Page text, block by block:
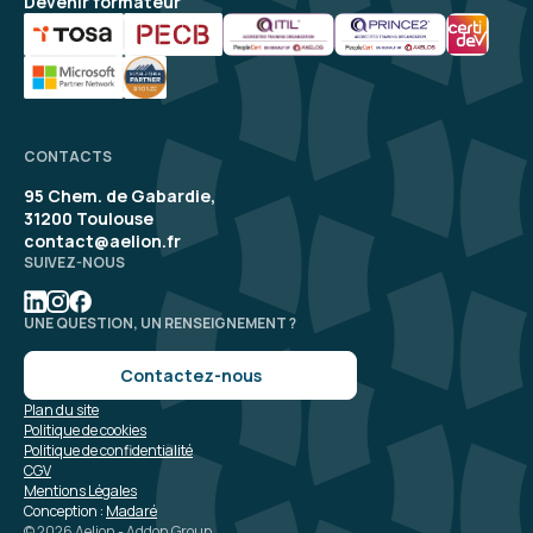
CONTACTS
95 Chem. de Gabardie,
31200 Toulouse
contact@aelion.fr
SUIVEZ-NOUS
UNE QUESTION, UN RENSEIGNEMENT ?
Contactez-nous
Conception : Madaré
Mentions Légales
CGV
Politique de confidentialité
Politique de cookies
Plan du site